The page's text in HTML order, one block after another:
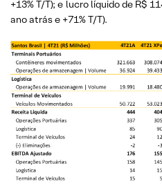
+13% T/T); e lucro líquido de R$
ano atrás e +71% T/T).